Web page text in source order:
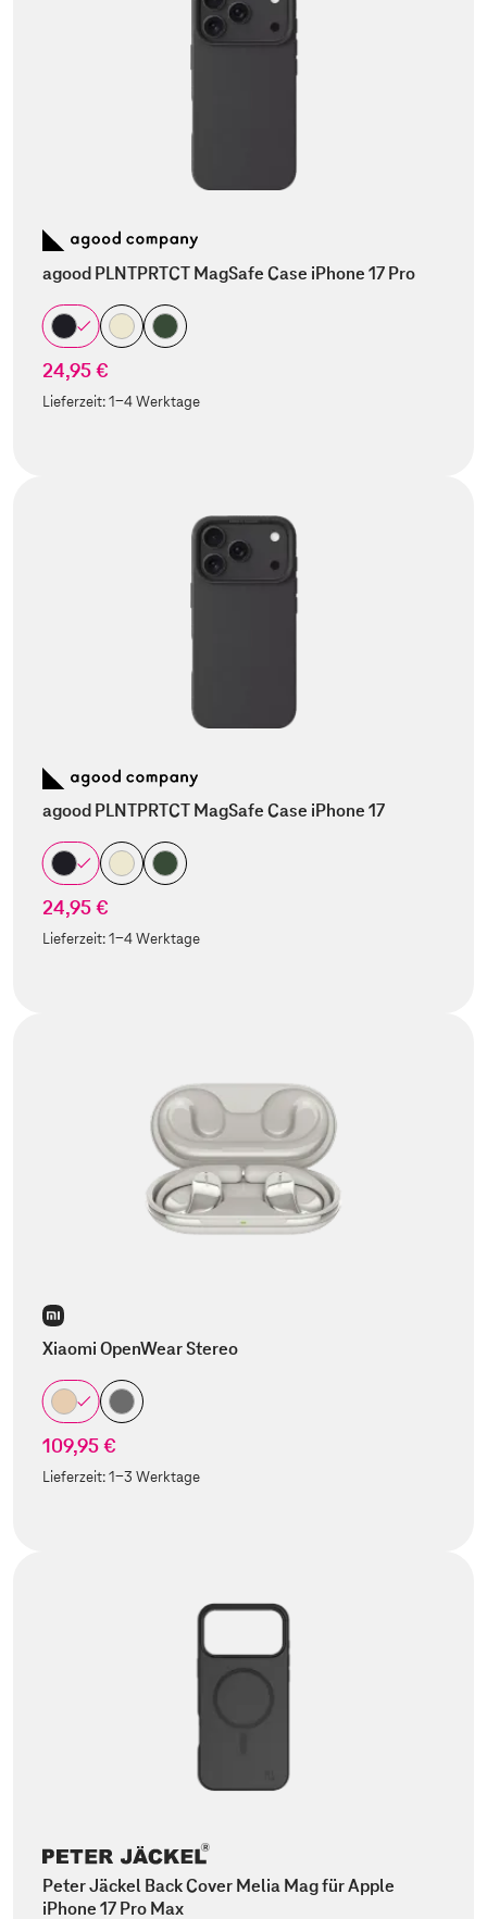
agood PLNTPRTCT MagSafe Case iPhone 17 Pro
24,95 €
Lieferzeit:1-4 Werktage
agood PLNTPRTCT MagSafe Case iPhone 17
24,95 €
Lieferzeit:1-4 Werktage
Xiaomi OpenWear Stereo
109,95 €
Lieferzeit:1-3 Werktage
Peter Jäckel Back Cover Melia Mag für Apple
iPhone 17 Pro Max